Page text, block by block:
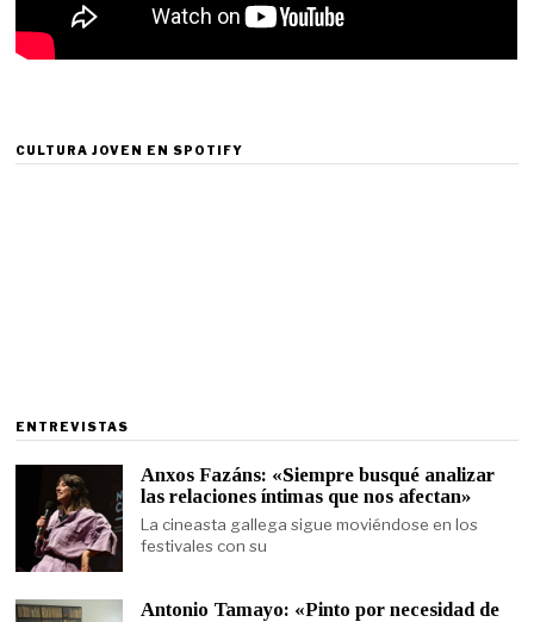
CULTURA JOVEN EN SPOTIFY
ENTREVISTAS
Anxos Fazáns: «Siempre busqué analizar
las relaciones íntimas que nos afectan»
La cineasta gallega sigue moviéndose en los
festivales con su
Antonio Tamayo: «Pinto por necesidad de